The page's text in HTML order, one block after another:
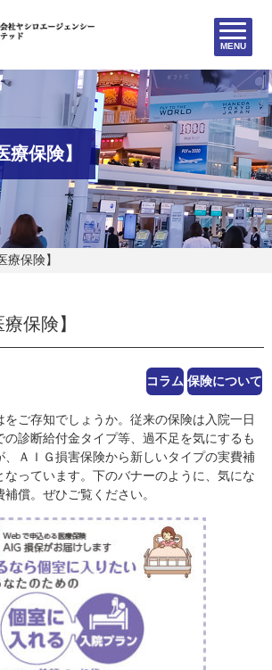
MENU
保険】
保険】
保険】
コラム 保険について
ご存知でしょうか。従来の保険は入院一日
の診断給付金タイプ等、過不足を気にするも
、ＡＩＧ損害保険から新しいタイプの実費補
っています。下のバナーのように、気にな
償。ぜひご覧ください。